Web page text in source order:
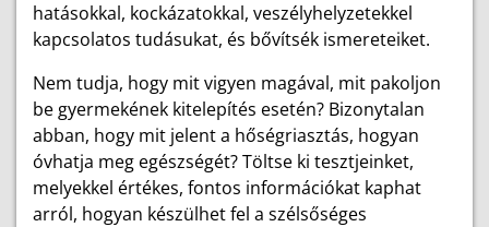
hatásokkal, kockázatokkal, veszélyhelyzetekkel
kapcsolatos tudásukat, és bővítsék ismereteiket.
Nem tudja, hogy mit vigyen magával, mit pakoljon
be gyermekének kitelepítés esetén? Bizonytalan
abban, hogy mit jelent a hőségriasztás, hogyan
óvhatja meg egészségét? Töltse ki tesztjeinket,
melyekkel értékes, fontos információkat kaphat
arról, hogyan készülhet fel a szélsőséges